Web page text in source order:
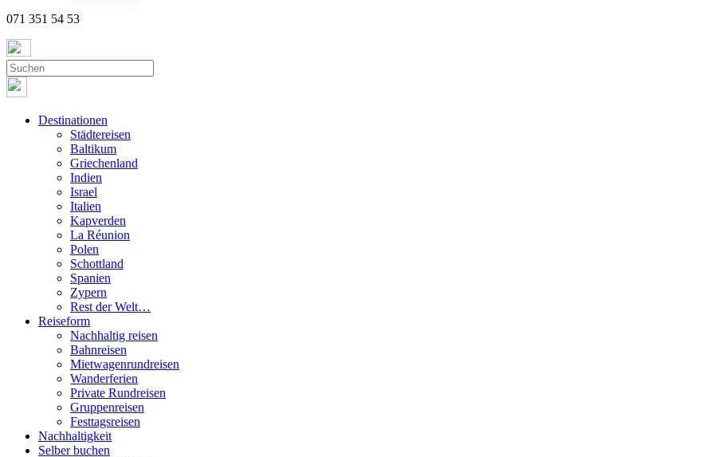
071 351 54 53
Destinationen
Städtereisen
Baltikum
Griechenland
Indien
Israel
Italien
Kapverden
La Réunion
Polen
Schottland
Spanien
Zypern
Rest der Welt…
Reiseform
Nachhaltig reisen
Bahnreisen
Mietwagenrundreisen
Wanderferien
Private Rundreisen
Gruppenreisen
Festtagsreisen
Nachhaltigkeit
Selber buchen